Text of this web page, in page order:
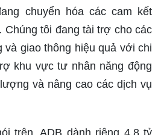
chuyển hóa các cam kết
Chúng tôi đang tài trợ cho các
và giao thông hiệu quả với chi
khu vực tư nhân năng động
và nâng cao các dịch vụ
trên, ADB dành riêng 4,8 tỷ